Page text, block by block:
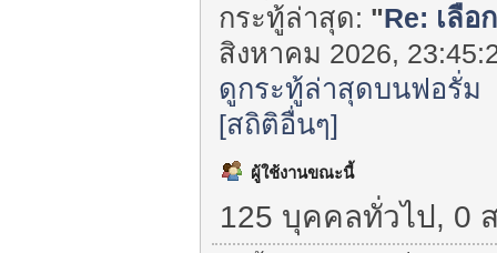
กระทู้ล่าสุด: "Re: เลือ
สิงหาคม 2026,
ดูกระทู้ล่าสุดบนฟอรั่ม
[สถิติอื่นๆ]
ผู้ใช้งานขณะนี้
125 บุคคลทั่วไป, 0